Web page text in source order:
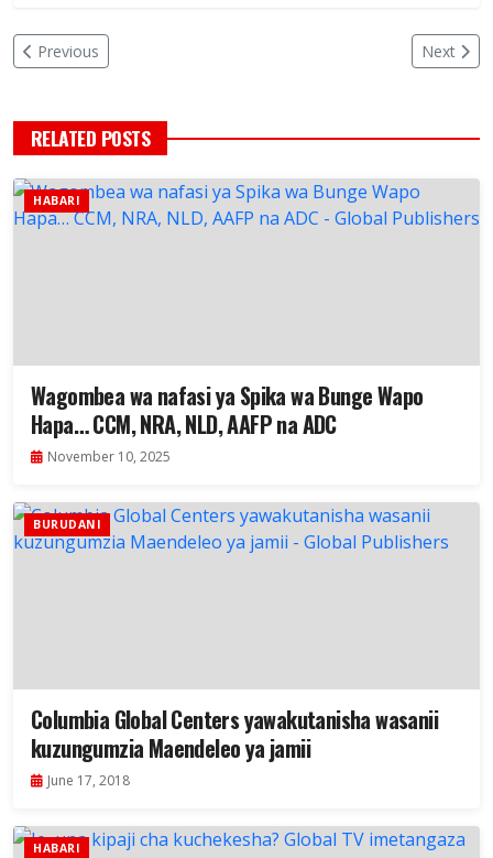
Previous Next
RELATED POSTS
HABARI
Wagombea wa nafasi ya Spika wa Bunge Wapo
Hapa… CCM, NRA, NLD, AAFP na ADC
November 10, 2025
BURUDANI
Columbia Global Centers yawakutanisha wasanii
kuzungumzia Maendeleo ya jamii
June 17, 2018
HABARI